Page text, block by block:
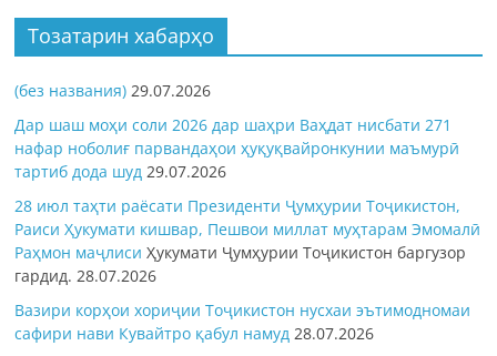
Тозатарин хабарҳо
(без названия) 29.07.2026
Дар шаш моҳи соли 2026 дар шаҳри Ваҳдат нисбати 271
нафар ноболиғ парвандаҳои ҳуқуқвайронкунии маъмурӣ
тартиб дода шуд 29.07.2026
28 июл таҳти раёсати Президенти Ҷумҳурии Тоҷикистон,
Раиси Ҳукумати кишвар, Пешвои миллат муҳтарам Эмомалӣ
Раҳмон маҷлисиҲукумати Ҷумҳурии Тоҷикистон баргузор
гардид.28.07.2026
Вазири корҳои хориҷии Тоҷикистон нусхаи эътимодномаи
сафири нави Кувайтро қабул намуд 28.07.2026